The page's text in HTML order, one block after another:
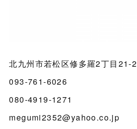
北九州市若松区修多羅2丁目21-2
093-761-6026
080-4919-1271
megumi2352@yahoo.co.jp